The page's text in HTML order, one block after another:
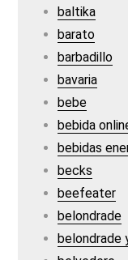
baltika
barato
barbadillo
bavaria
bebe
bebida
bebidas
becks
beefeater
belondrade
belondrade